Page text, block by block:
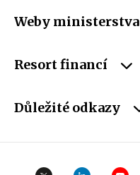
Weby ministerstva
Resort financí
Důležité odkazy